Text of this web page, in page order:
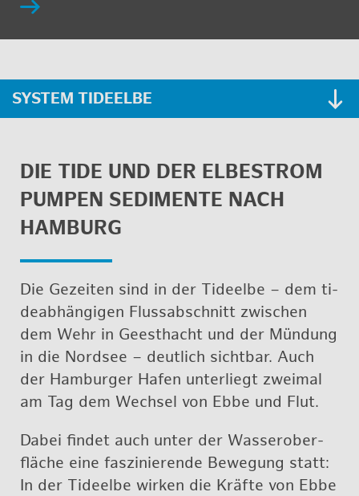
SYS­TEM TIDE­EL­BE
DIE TIDE UND DER EL­BE­STROM
PUM­PEN SE­DI­MEN­TE NACH
HAM­BURG
Die Ge­zei­ten sind in der Tide­el­be – dem ti­
de­ab­hän­gi­gen Fluss­ab­schnitt zwi­schen
dem Wehr in Geest­hacht und der Mün­dung
in die Nord­see – deut­lich sicht­bar. Auch
der Ham­bur­ger Hafen un­ter­liegt zwei­mal
am Tag dem Wech­sel von Ebbe und Flut.
Dabei fin­det auch unter der Was­ser­ober­
flä­che eine fas­zi­nie­ren­de Be­we­gung statt:
In der Tide­el­be wir­ken die Kräf­te von Ebbe